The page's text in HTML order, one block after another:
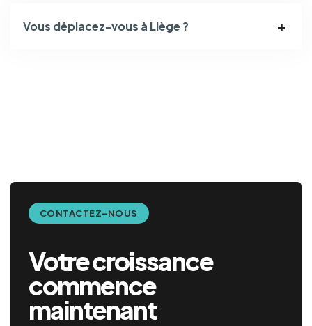
Vous déplacez-vous à Liège ?
CONTACTEZ-NOUS
Votre croissance
commence
maintenant